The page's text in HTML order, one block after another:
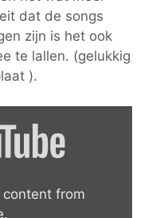
dat de songs
zijn is het ook
te lallen. (gelukkig
).
from